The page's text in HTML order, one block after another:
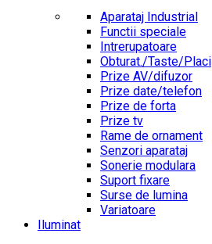
Aparataj Industrial
Functii speciale
Intrerupatoare
Obturat./Taste/Placi
Prize AV/difuzor
Prize date/telefon
Prize de forta
Prize tv
Rame de ornament
Senzori aparataj
Sonerie modulara
Suport fixare
Surse de lumina
Variatoare
Iluminat